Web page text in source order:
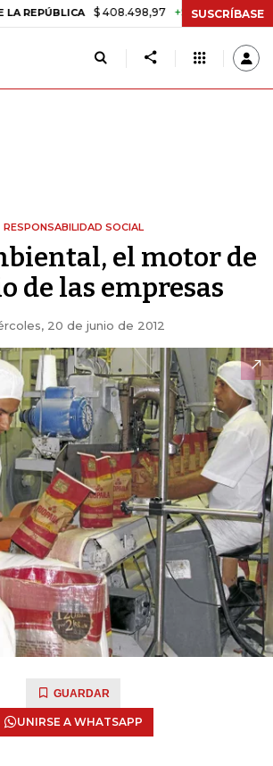
$ 408.498,97 +$ 8.753,81 +2,19%
SUSCRÍBASE
RESPONSABILIDAD SOCIAL
el motor de
de las empresas
20 de junio de 2012
GUARDAR
UNIRSE A WHATSAPP